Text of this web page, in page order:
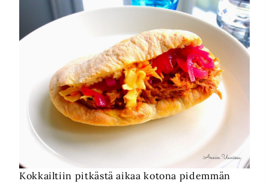
Kokkailtiin pitkästä aikaa kotona pidemmän